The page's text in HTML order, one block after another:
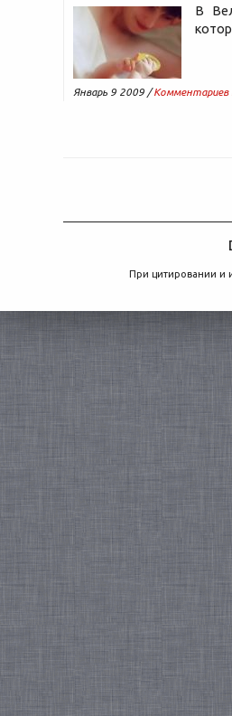
В
Январь 9 2009 /Комментариев
[
При цитировании и